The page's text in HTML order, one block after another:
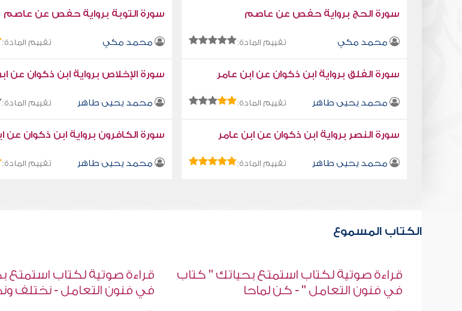
سورة الحج برواية حفص عن عاصم
محمد مكي تقييم المادة:
سورة التوبة برواية حفص عن عاصم
محمد مكي تقييم المادة:
سورة الفلق برواية ابن ذكوان عن ابن عامر
محمد يحيى طاهر تقييم المادة:
سورة الإخلاص برواية ابن ذكوان عن
محمد يحيى طاهر تقييم المادة:
سورة النصر برواية ابن ذكوان عن ابن عامر
محمد يحيى طاهر تقييم المادة:
سورة الكافرون برواية ابن ذكوان عن
محمد يحيى طاهر تقييم المادة:
الكتاب المسموع
قراءة صوتية لكتاب استمتع بحياتك " كتاب
في فنون التعامل - نختلف ونحن اخوان
قراءة صوتية لكتاب استمتع
في فنون التعامل " -